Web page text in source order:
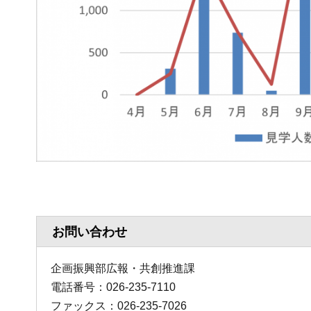
お問い合わせ
企画振興部広報・共創推進課
電話番号：026-235-7110
ファックス：026-235-7026